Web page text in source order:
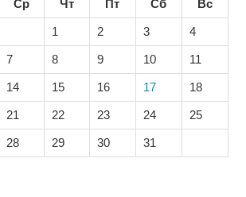
Ср Чт Пт Сб Вс
1 2 3 4
7 8 9 10 11
14 15 16 17 18
21 22 23 24 25
28 29 30 31